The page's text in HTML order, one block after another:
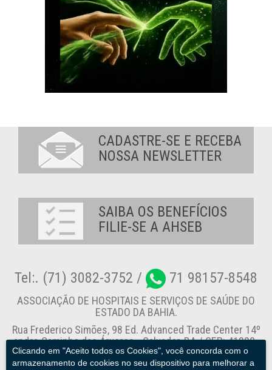
Clicando em "Aceito todos os Cookies", você concorda com o
armazenamento de cookies no seu dispositivo para melhorar a
CADASTRE-SE E RECEBA
NOSSA NEWSLETTER
SAIBA OS BENEFÍCIOS
FILIE-SE A AHSEB
Tel:. (71) 3082-3752 / 71 98157-8548
ASSOCIAÇÃO DE HOSPITAIS E SERVIÇOS DE SAÚDE DO
ESTADO DA BAHIA.
Rua Frederico Simões, 98 Ed. Advanced Trade Center 14º
andar, Caminho das Árvores - Salvador-BA / CEP: 41820-
774